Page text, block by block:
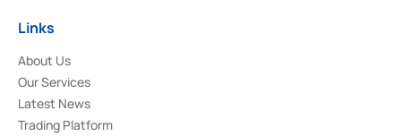
Links
About Us
Our Services
Latest News
Trading Platform